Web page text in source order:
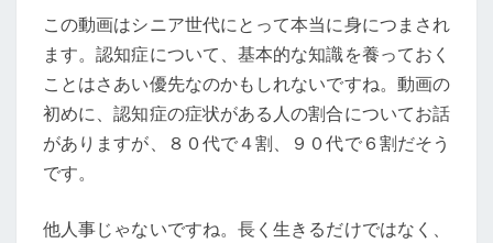
【『〇
〇
は？』
が
初
状】
この動画はシニア世代にとって本当に身につまされ
ます。認知症について、基本的な知識を養っておく
ことはさあい優先なのかもしれないですね。動画の
初めに、認知症の症状がある人の割合についてお話
がありますが、８０代で４割、９０代で６割だそう
です。
他人事じゃないですね。長く生きるだけではなく、